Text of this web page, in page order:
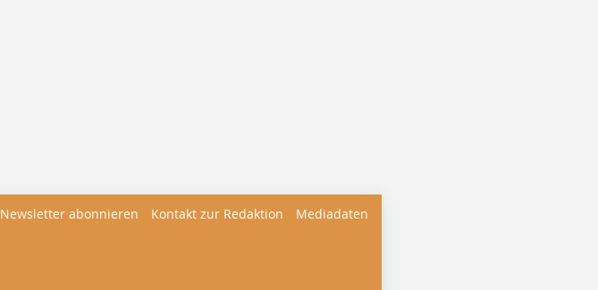
Newsletter abonnieren Kontakt zur Redaktion Mediadaten